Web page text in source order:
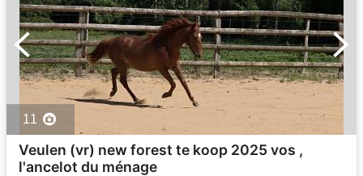
11
Veulen (vr) new forest te koop 2025 vos ,
l'ancelot du ménage